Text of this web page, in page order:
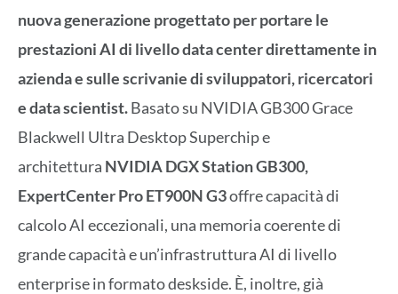
nuova generazione progettato per portare le
prestazioni AI di livello data center direttamente in
azienda e sulle scrivanie di sviluppatori, ricercatori
e data scientist.Basato su NVIDIA GB300 Grace
Blackwell Ultra Desktop Superchip e
architettura NVIDIA DGX StationGB300,
ExpertCenter Pro ET900N G3offre capacità di
calcolo AI eccezionali, una memoria coerente di
grande capacità e un’infrastruttura AI di livello
enterprise in formato deskside. È, inoltre, già